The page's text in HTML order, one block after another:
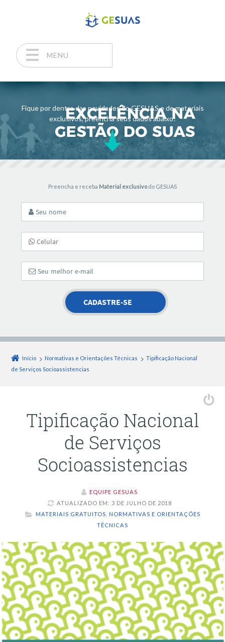
MENU
Fique por dentro das novidades do GESUAS e de materiais
exclusivos, preencha seus dados abaixo!
Preencha e receba Material exclusivodo GESUAS
Início Normativas e Orientações Técnicas
Tipificação Nacional
de Serviços Socioassistencias
Tipificação Nacional
de Serviços
Socioassistencias
EQUIPE GESUAS
ATUALIZADO EM: 3 DE JULHO DE 2018
MATERIAIS GRATUITOS
NORMATIVAS E ORIENTAÇÕES
TÉCNICAS